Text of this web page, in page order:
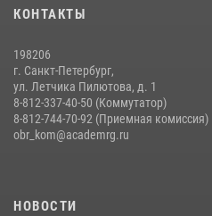
КОНТАКТЫ
198206
г. Санкт-Петербург,
ул. Летчика Пилютова, д. 1
8-812-337-40-50 (Коммутатор)
8-812-744-70-92 (Приемная комиссия)
obr_kom@academrg.ru
НОВОСТИ